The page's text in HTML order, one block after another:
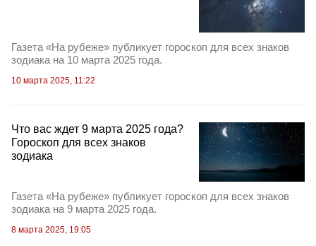
Газета «На рубеже» публикует гороскоп для всех знаков
зодиака на 10 марта 2025 года.
10 марта 2025, 11:22
Что вас ждет 9 марта 2025 года?
Гороскоп для всех знаков
зодиака
Газета «На рубеже» публикует гороскоп для всех знаков
зодиака на 9 марта 2025 года.
8 марта 2025, 19:05